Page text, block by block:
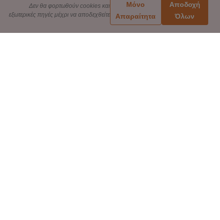
Δεν θα φορτωθούν cookies και
εξωτερικές πηγές μέχρι να αποδεχθείτε
Μόνο
Απαραίτητα
Αποδοχή
Όλων